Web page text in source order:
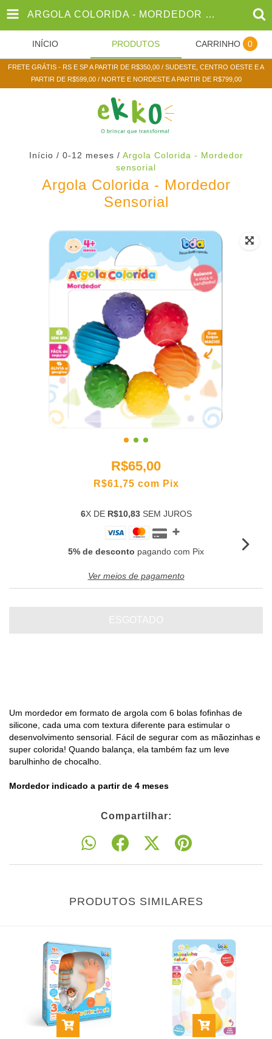
ARGOLA COLORIDA - MORDEDOR SENSORIAL
INÍCIO PRODUTOS CARRINHO 0
FRETE GRÁTIS - RS E SP A PARTIR DE R$350,00 / SUDESTE, CENTRO OESTE E A
PARTIR DE R$599,00 / NORTE E NORDESTE A PARTIR DE R$799,00
Início / 0-12 meses / Argola Colorida - Mordedor
sensorial
Argola Colorida - Mordedor
Sensorial
R$65,00
R$61,75 com Pix
6X DE R$10,83SEM JUROS
5% de desconto pagando com Pix
Ver meios de pagamento
Um mordedor em formato de argola com 6 bolas fofinhas de
silicone, cada uma com textura diferente para estimular o
desenvolvimento sensorial. Fácil de segurar com as mãozinhas e
super colorida! Quando balança, ela também faz um leve
barulhinho de chocalho.
Mordedor indicado a partir de 4 meses
Compartilhar:
PRODUTOS SIMILARES